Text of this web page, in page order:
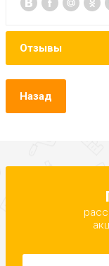
Отзывы
Назад